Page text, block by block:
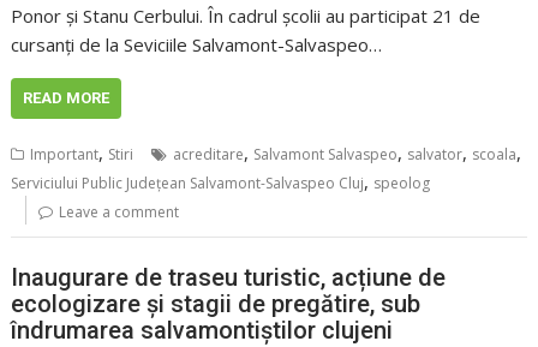
Ponor și Stanu Cerbului. În cadrul școlii au participat 21 de
cursanți de la Seviciile Salvamont-Salvaspeo…
READ MORE
Important, Stiri acreditare, Salvamont Salvaspeo, salvator, scoala,
Serviciului Public Județean Salvamont-Salvaspeo Cluj, speolog
Leave a comment
Inaugurare de traseu turistic, acțiune de
ecologizare și stagii de pregătire, sub
îndrumarea salvamontiștilor clujeni